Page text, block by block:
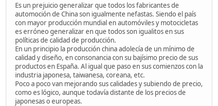
Es un prejuicio generalizar que todos los fabricantes de
automoción de China son igualmente nefastas. Siendo el país
con mayor producción mundial en automóviles y motocicletas
es erróneo generalizar en que todos son igualitos en sus
políticas de calidad de producción.
En un principio la producción china adolecía de un mínimo de
calidad y diseño, en consonancia con su bajísimo precio de sus
productos en España. Al igual que paso en sus comienzos con la
industria japonesa, taiwanesa, coreana, etc.
Poco a poco van mejorando sus calidades y subiendo de precio,
como es lógico, aunque todavía distante de los precios de
japonesas o europeas.